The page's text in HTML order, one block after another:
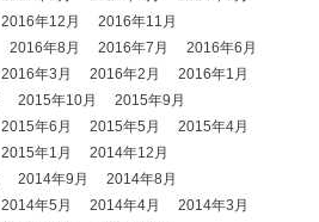
2016年12月
2016年11月
2016年8月 2016年7月
2016年6月
2016年3月 2016年2月
2016年1月
2015年10月
2015年9月
2015年6月 2015年5月
2015年4月
2015年1月
2014年12月
2014年9月
2014年8月
2014年5月 2014年4月
2014年3月